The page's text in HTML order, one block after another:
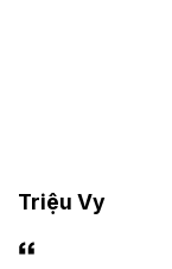
Triệu Vy